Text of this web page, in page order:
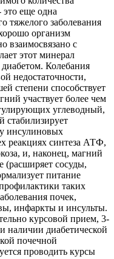
еще одна
тяжелого заболевания
организм
взаимосвязано с
этот минерал
Колебания
недостаточности,
степени способствует
участвует более чем
углеводный,
инсулиновых
реакциях синтеза АТФ,
и, наконец, магний
(расширяет сосуды,
питание
таких
почек,
инфаркты и инсульты.
курсовой прием, 3-
наличии диабетической
почечной
проводить курсы